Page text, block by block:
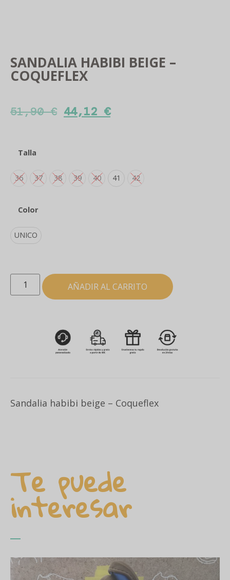
SANDALIA HABIBI BEIGE –
COQUEFLEX
51,90€ 44,12 €
Talla
36 37 38 39 40 41 42
Color
UNICO
AÑADIR AL CARRITO
Sandalia habibi beige – Coqueflex
Te puede
interesar